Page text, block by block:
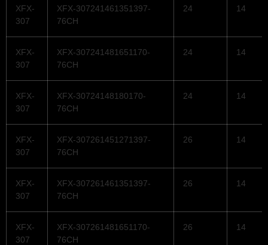
XFX-
307
XFX-307241461351397-
76CH
24 14
XFX-
307
XFX-307241481651170-
76CH
24 14
XFX-
307
XFX-30724148180170-
76CH
24 14
XFX-
307
XFX-307261451271397-
76CH
26 14
XFX-
307
XFX-307261461351397-
76CH
26 14
XFX-
307
XFX-307261481651170-
76CH
26 14